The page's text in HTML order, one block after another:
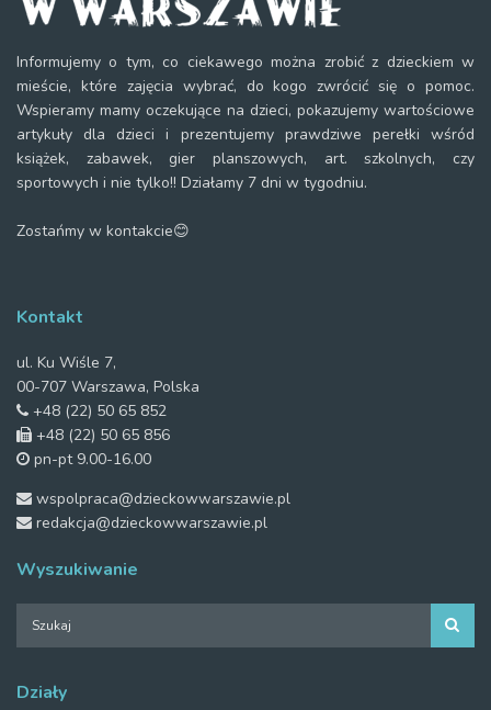
Informujemy o tym, co ciekawego można zrobić z dzieckiem w
mieście, które zajęcia wybrać, do kogo zwrócić się o pomoc.
Wspieramy mamy oczekujące na dzieci, pokazujemy wartościowe
artykuły dla dzieci i prezentujemy prawdziwe perełki wśród
książek, zabawek, gier planszowych, art. szkolnych, czy
sportowych i nie tylko!! Działamy 7 dni w tygodniu.
Zostańmy w kontakcie😊
Kontakt
ul. Ku Wiśle 7,
00-707 Warszawa, Polska
+48 (22) 50 65 852
+48 (22) 50 65 856
pn-pt 9.00-16.00
wspolpraca@dzieckowwarszawie.pl
redakcja@dzieckowwarszawie.pl
Wyszukiwanie
Działy